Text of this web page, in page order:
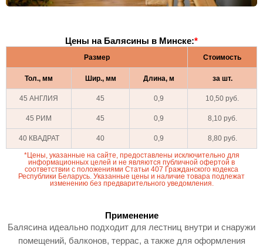
Цены на Балясины в Минске:*
Размер Стоимость
Тол., мм Шир., мм Длина, м за шт.
45 АНГЛИЯ 45 0,9 10,50 руб.
45 РИМ 45 0,9 8,10 руб.
40 КВАДРАТ 40 0,9 8,80 руб.
*Цены, указанные на сайте, предоставлены исключительно для
информационных целей и не являются публичной офертой в
соответствии с положениями Статьи 407 Гражданского кодекса
Республики Беларусь. Указанные цены и наличие товара подлежат
изменению без предварительного уведомления.
Применение
Балясина идеально подходит для лестниц внутри и снаружи
помещений, балконов, террас, а также для оформления